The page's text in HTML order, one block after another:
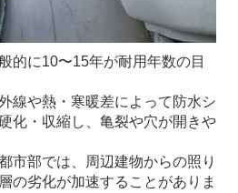
的に10〜15年が耐用年数の目
線や熱・寒暖差によって防水シ
化・収縮し、亀裂や穴が開きや
市部では、周辺建物からの照り
の劣化が加速することがありま